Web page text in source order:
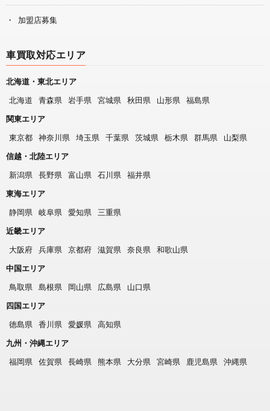
加盟店募集
車買取対応エリア
北海道・東北エリア
北海道
青森県 岩手県 宮城県 秋田県 山形県
福島県
関東エリア
東京都
神奈川県 埼玉県 千葉県 茨城県 栃木県 群馬県
山梨県
信越・北陸エリア
新潟県
長野県 富山県 石川県
福井県
東海エリア
静岡県
岐阜県 愛知県
三重県
近畿エリア
大阪府
兵庫県 京都府 滋賀県 奈良県
和歌山県
中国エリア
鳥取県
島根県 岡山県 広島県
山口県
四国エリア
徳島県
香川県 愛媛県
高知県
九州・沖縄エリア
福岡県
佐賀県 長崎県 熊本県 大分県 宮崎県 鹿児島県 沖縄県